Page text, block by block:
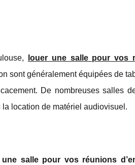
louer une salle pour vos
sont généralement équipées de
De nombreuses salles
location de matériel audiovisuel.
une salle pour vos réunions